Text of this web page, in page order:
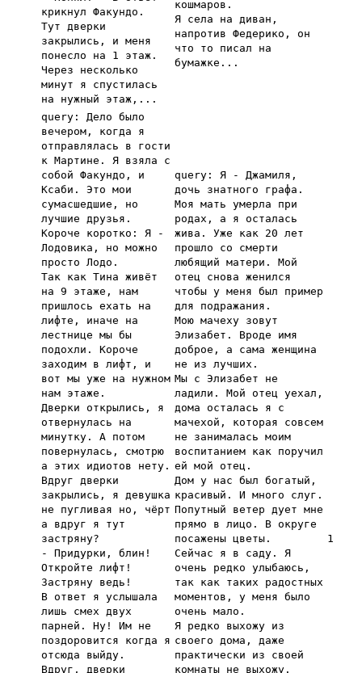
крикнул Факундо.
Тут дверки
закрылись, и меня
понесло на 1 этаж.
Через несколько
минут я спустилась
на нужный этаж,...
кошмаров.
Я села на диван,
напротив Федерико, он
что то писал на
бумажке...
query: Дело было
вечером, когда я
отправлялась в гости
к Мартине. Я взяла с
собой Факундо, и
Ксаби. Это мои
сумасшедшие, но
лучшие друзья.
Короче коротко: Я -
Лодовика, но можно
просто Лодо.
Так как Тина живёт
на 9 этаже, нам
пришлось ехать на
лифте, иначе на
лестнице мы бы
подохли. Короче
заходим в лифт, и
вот мы уже на нужном
нам этаже.
Дверки открылись, я
отвернулась на
минутку. А потом
повернулась, смотрю
а этих идиотов нету.
Вдруг дверки
закрылись, я девушка
не пугливая но, чёрт
а вдруг я тут
застряну?
- Придурки, блин!
Откройте лифт!
Застряну ведь!
В ответ я услышала
лишь смех двух
парней. Ну! Им не
поздоровится когда я
отсюда выйду.
Вдруг, дверки
query: Я - Джамиля,
дочь знатного графа.
Моя мать умерла при
родах, а я осталась
жива. Уже как 20 лет
прошло со смерти
любящий матери. Мой
отец снова женился
чтобы у меня был пример
для подражания.
Мою мачеху зовут
Элизабет. Вроде имя
доброе, а сама женщина
не из лучших.
Мы с Элизабет не
ладили. Мой отец уехал,
дома осталась я с
мачехой, которая совсем
не занималась моим
воспитанием как поручил
ей мой отец.
Дом у нас был богатый,
красивый. И много слуг.
Попутный ветер дует мне
прямо в лицо. В округе
посажены цветы.
Сейчас я в саду. Я
очень редко улыбаюсь,
так как таких радостных
моментов, у меня было
очень мало.
Я редко выхожу из
своего дома, даже
практически из своей
комнаты не выхожу.
1